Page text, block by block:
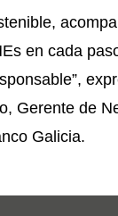
en cada
Gerente de
Galicia.